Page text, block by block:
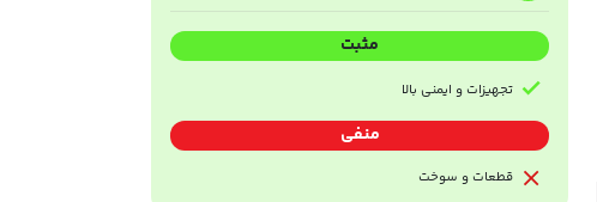
مثبت
تجهیزات و ایمنی بالا
منفی
قطعات و سوخت